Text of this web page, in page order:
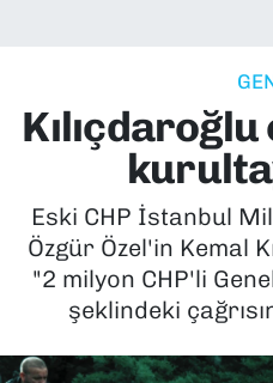
Eski CHP İstanbul
Özgür Özel'in Kemal
"2 milyon CHP'li
şeklindeki
EKONOMİ
KÜLTÜR SANAT
MAGAZİN
Süper Lig Puan
Tüm Manşetler
Son Dakika
Haber Arşivi